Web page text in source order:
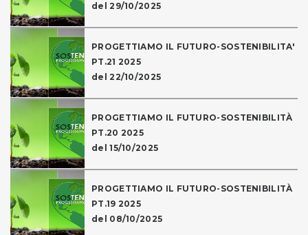
del 29/10/2025
PROGETTIAMO IL FUTURO-SOSTENIBILITA'
PT.21 2025
del 22/10/2025
PROGETTIAMO IL FUTURO-SOSTENIBILITÀ
PT.20 2025
del 15/10/2025
PROGETTIAMO IL FUTURO-SOSTENIBILITÀ
PT.19 2025
del 08/10/2025